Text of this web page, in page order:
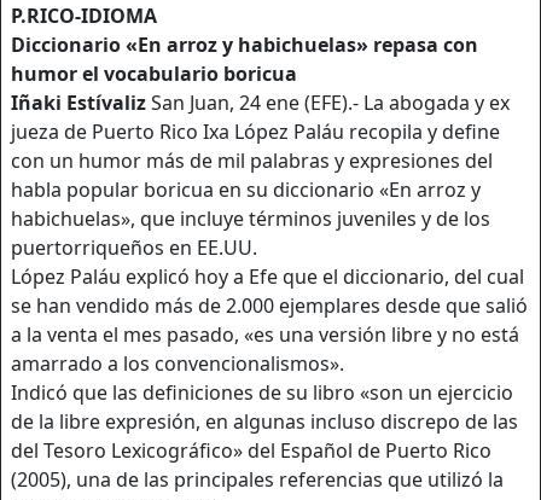
P.RICO-IDIOMA
Diccionario «En arroz y habichuelas» repasa con
humor el vocabulario boricua
Iñaki EstívalizSan Juan, 24 ene (EFE).- La abogada y ex
jueza de Puerto Rico Ixa López Paláu recopila y define
con un humor más de mil palabras y expresiones del
habla popular boricua en su diccionario «En arroz y
habichuelas», que incluye términos juveniles y de los
puertorriqueños en EE.UU.
López Paláu explicó hoy a Efe que el diccionario, del cual
se han vendido más de 2.000 ejemplares desde que salió
a la venta el mes pasado, «es una versión libre y no está
amarrado a los convencionalismos».
Indicó que las definiciones de su libro «son un ejercicio
de la libre expresión, en algunas incluso discrepo de las
del Tesoro Lexicográfico» del Español de Puerto Rico
(2005), una de las principales referencias que utilizó la